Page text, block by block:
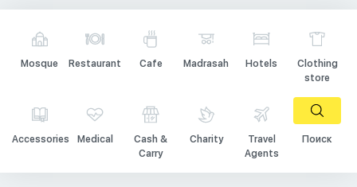
Mosque Restaurant Cafe Madrasah Hotels
Clothing
store
Accessories Medical
Cash &
Carry
Charity
Travel
Agents
Поиск